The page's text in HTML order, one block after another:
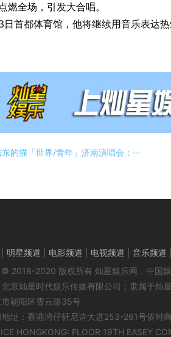
燃全场，引发大合唱。
日首都体育馆，他将继续用音乐表达
东的猫「世界/青年」济南演唱会：···
明星频道 电影频道 电视频道 音乐频道
2018-2020 版权所有 灿星娱乐网，中国
京灿星时代娱乐传媒有限公司；隶属于灿
朝阳区霄云路35号
地址：香港湾仔轩尼诗大道253-261号依时
HONGKONG: FLOOR 19TH EASEY